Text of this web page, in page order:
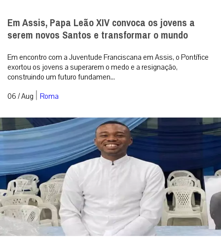
Em Assis, Papa Leão XIV convoca os jovens a
serem novos Santos e transformar o mundo
Em encontro com a Juventude Franciscana em Assis, o Pontífice
exortou os jovens a superarem o medo e a resignação,
construindo um futuro fundamen...
06 / Aug | Roma